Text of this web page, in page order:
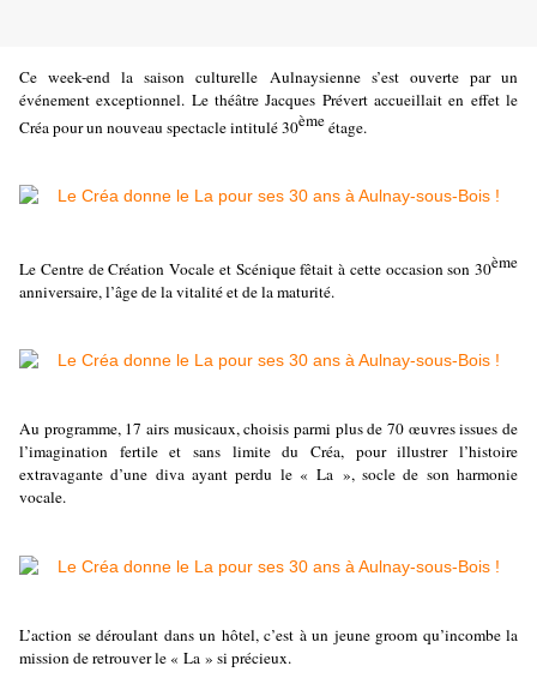
Ce week-end la saison culturelle Aulnaysienne s’est ouverte par un
événement exceptionnel. Le théâtre Jacques Prévert accueillait en effet le
Créa pour un nouveau spectacle intitulé 30èmeétage.
Le Centre de Création Vocale et Scénique fêtait à cette occasion son 30ème
anniversaire, l’âge de la vitalité et de la maturité.
Au programme, 17 airs musicaux, choisis parmi plus de 70 œuvres issues de
l’imagination fertile et sans limite du Créa, pour illustrer l’histoire
extravagante d’une diva ayant perdu le « La », socle de son harmonie
vocale.
L’action se déroulant dans un hôtel, c’est à un jeune groom qu’incombe la
mission de retrouver le « La » si précieux.